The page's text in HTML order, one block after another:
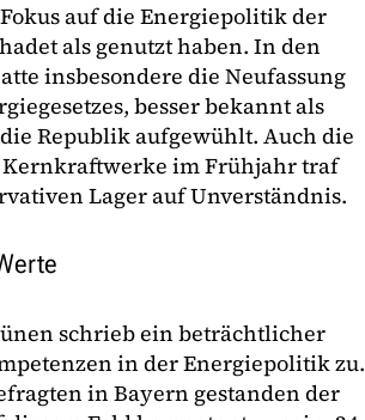
auf die Energiepolitik der
als genutzt haben. In den
insbesondere die Neufassung
besser bekannt als
Republik aufgewühlt. Auch die
im Frühjahr traf
Lager auf Unverständnis.
schrieb ein beträchtlicher
in der Energiepolitik zu.
in Bayern gestanden der